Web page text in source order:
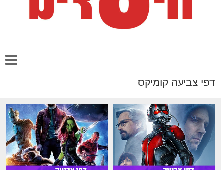
דפי צביעה קומיקס